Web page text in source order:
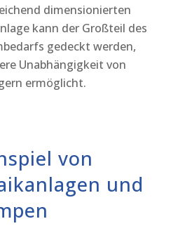
dimensionierten
kann der Großteil des
gedeckt werden,
Unabhängigkeit von
ermöglicht.
von
und